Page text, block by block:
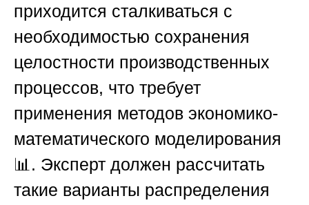
приходится сталкиваться с
необходимостью сохранения
целостности производственных
процессов, что требует
применения методов экономико-
математического моделирования
📊. Эксперт должен рассчитать
такие варианты распределения